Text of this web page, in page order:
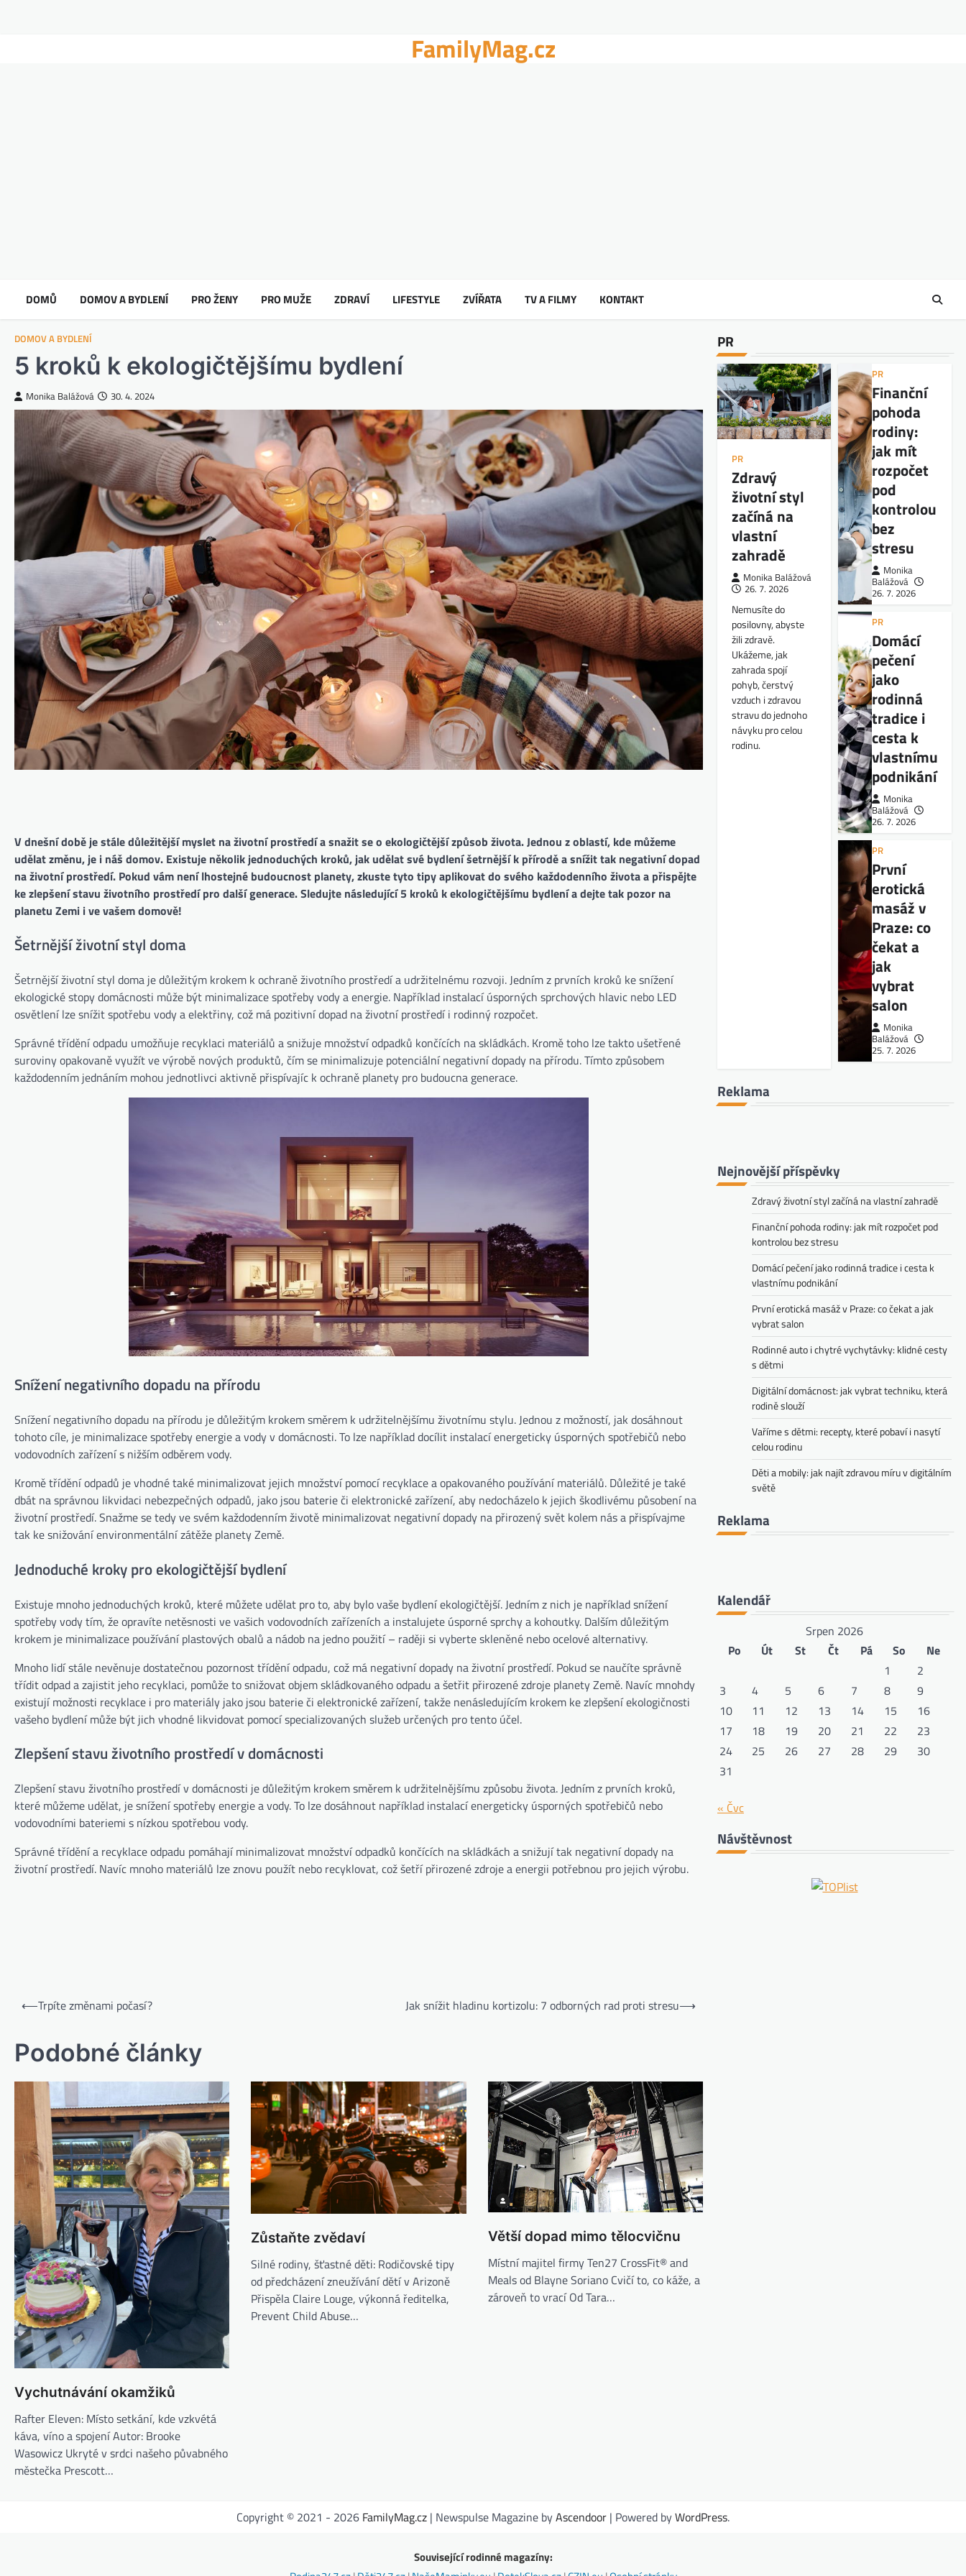
FamilyMag.cz
DOMŮ DOMOV A BYDLENÍ PRO ŽENY PRO MUŽE ZDRAVÍ LIFESTYLE ZVÍŘATA TV A FILMY KONTAKT
DOMOV A BYDLENÍ
5 kroků k ekologičtějšímu bydlení
Monika Balážová 30. 4. 2024
V dnešní době je stále důležitější myslet na životní prostředí a snažit se o ekologičtější způsob života. Jednou z oblastí, kde můžeme
udělat změnu, je i náš domov. Existuje několik jednoduchých kroků, jak udělat své bydlení šetrnější k přírodě a snížit tak negativní dopad
na životní prostředí. Pokud vám není lhostejné budoucnost planety, zkuste tyto tipy aplikovat do svého každodenního života a přispějte
ke zlepšení stavu životního prostředí pro další generace. Sledujte následující 5 kroků k ekologičtějšímu bydlení a dejte tak pozor na
planetu Zemi i ve vašem domově!
Šetrnější životní styl doma
Šetrnější životní styl doma je důležitým krokem k ochraně životního prostředí a udržitelnému rozvoji. Jedním z prvních kroků ke snížení
ekologické stopy domácnosti může být minimalizace spotřeby vody a energie. Například instalací úsporných sprchových hlavic nebo LED
osvětlení lze snížit spotřebu vody a elektřiny, což má pozitivní dopad na životní prostředí i rodinný rozpočet.
Správné třídění odpadu umožňuje recyklaci materiálů a snižuje množství odpadků končících na skládkách. Kromě toho lze takto ušetřené
suroviny opakovaně využít ve výrobě nových produktů, čím se minimalizuje potenciální negativní dopady na přírodu. Tímto způsobem
každodenním jednáním mohou jednotlivci aktivně přispívajíc k ochraně planety pro budoucna generace.
Snížení negativního dopadu na přírodu
Snížení negativního dopadu na přírodu je důležitým krokem směrem k udržitelnějšímu životnímu stylu. Jednou z možností, jak dosáhnout
tohoto cíle, je minimalizace spotřeby energie a vody v domácnosti. To lze například docílit instalací energeticky úsporných spotřebičů nebo
vodovodních zařízení s nižším odběrem vody.
Kromě třídění odpadů je vhodné také minimalizovat jejich množství pomocí recyklace a opakovaného používání materiálů. Důležité je také
dbát na správnou likvidaci nebezpečných odpadů, jako jsou baterie či elektronické zařízení, aby nedocházelo k jejich škodlivému působení na
životní prostředí. Snažme se tedy ve svém každodenním životě minimalizovat negativní dopady na přirozený svět kolem nás a přispívajme
tak ke snižování environmentální zátěže planety Země.
Jednoduché kroky pro ekologičtější bydlení
Existuje mnoho jednoduchých kroků, které můžete udělat pro to, aby bylo vaše bydlení ekologičtější. Jedním z nich je například snížení
spotřeby vody tím, že opravíte netěsnosti ve vašich vodovodních zařízeních a instalujete úsporné sprchy a kohoutky. Dalším důležitým
krokem je minimalizace používání plastových obalů a nádob na jedno použití – raději si vyberte skleněné nebo ocelové alternativy.
Mnoho lidí stále nevěnuje dostatečnou pozornost třídění odpadu, což má negativní dopady na životní prostředí. Pokud se naučíte správně
třídit odpad a zajistit jeho recyklaci, pomůže to snižovat objem skládkovaného odpadu a šetřit přirozené zdroje planety Země. Navíc mnohdy
existují možnosti recyklace i pro materiály jako jsou baterie či elektronické zařízení, takže nenásledujícím krokem ke zlepšení ekologičnosti
vašeho bydlení může být jich vhodné likvidovat pomocí specializovaných služeb určených pro tento účel.
Zlepšení stavu životního prostředí v domácnosti
Zlepšení stavu životního prostředí v domácnosti je důležitým krokem směrem k udržitelnějšímu způsobu života. Jedním z prvních kroků,
které můžeme udělat, je snížení spotřeby energie a vody. To lze dosáhnout například instalací energeticky úsporných spotřebičů nebo
vodovodními bateriemi s nízkou spotřebou vody.
Správné třídění a recyklace odpadu pomáhají minimalizovat množství odpadků končících na skládkách a snižují tak negativní dopady na
životní prostředí. Navíc mnoho materiálů lze znovu použít nebo recyklovat, což šetří přirozené zdroje a energii potřebnou pro jejich výrobu.
⟵Trpíte změnami počasí? Jak snížit hladinu kortizolu: 7 odborných rad proti stresu⟶
Podobné články
Vychutnávání okamžiků
Rafter Eleven: Místo setkání, kde vzkvétá
káva, víno a spojení Autor: Brooke
Wasowicz Ukryté v srdci našeho půvabného
městečka Prescott…
Zůstaňte zvědaví
Silné rodiny, šťastné děti: Rodičovské tipy
od předcházení zneužívání dětí v Arizoně
Přispěla Claire Louge, výkonná ředitelka,
Prevent Child Abuse…
Větší dopad mimo tělocvičnu
Místní majitel firmy Ten27 CrossFit® and
Meals od Blayne Soriano Cvičí to, co káže, a
zároveň to vrací Od Tara…
PR
PR
Zdravý
životní styl
začíná na
vlastní
zahradě
Monika Balážová
26. 7. 2026
Nemusíte do
posilovny, abyste
žili zdravě.
Ukážeme, jak
zahrada spojí
pohyb, čerstvý
vzduch i zdravou
stravu do jednoho
návyku pro celou
rodinu.
PR
Finanční
pohoda
rodiny:
jak mít
rozpočet
pod
kontrolou
bez
stresu
Monika
Balážová
26. 7. 2026
PR
Domácí
pečení
jako
rodinná
tradice i
cesta k
vlastnímu
podnikání
Monika
Balážová
26. 7. 2026
PR
První
erotická
masáž v
Praze: co
čekat a
jak
vybrat
salon
Monika
Balážová
25. 7. 2026
Reklama
Nejnovější příspěvky
Zdravý životní styl začíná na vlastní zahradě
Finanční pohoda rodiny: jak mít rozpočet pod
kontrolou bez stresu
Domácí pečení jako rodinná tradice i cesta k
vlastnímu podnikání
První erotická masáž v Praze: co čekat a jak
vybrat salon
Rodinné auto i chytré vychytávky: klidné cesty
s dětmi
Digitální domácnost: jak vybrat techniku, která
rodině slouží
Vaříme s dětmi: recepty, které pobaví i nasytí
celou rodinu
Děti a mobily: jak najít zdravou míru v digitálním
světě
Reklama
Kalendář
Srpen 2026
Po
Út St Čt Pá So
Ne
1
2
3
4 5 6 7 8
9
10
11 12 13 14 15
16
17
18 19 20 21 22
23
24
25 26 27 28 29
30
31
« Čvc
Návštěvnost
Copyright © 2021 - 2026 FamilyMag.cz | Newspulse Magazine byAscendoor | Powered byWordPress.
Související rodinné magazíny: